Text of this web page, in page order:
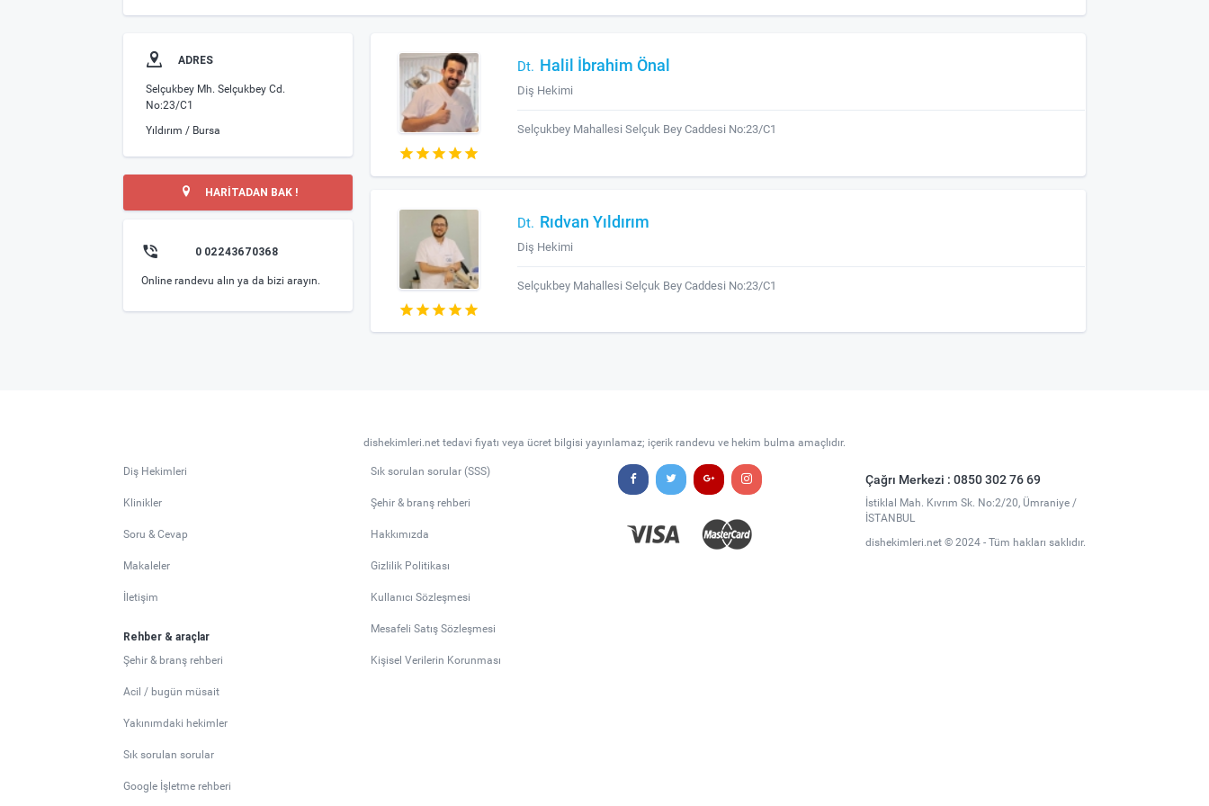
ADRES
Selçukbey Mh. Selçukbey Cd.
No:23/C1
Yıldırım / Bursa
HARİTADAN BAK !
0 02243670368
Online randevu alın ya da bizi arayın.
Dt. Halil İbrahim Önal
Diş Hekimi
Selçukbey Mahallesi Selçuk Bey Caddesi No:23/C1
Dt. Rıdvan Yıldırım
Diş Hekimi
Selçukbey Mahallesi Selçuk Bey Caddesi No:23/C1
dishekimleri.net tedavi fiyatı veya ücret bilgisi yayınlamaz; içerik randevu ve hekim bulma amaçlıdır.
Diş Hekimleri
Klinikler
Soru & Cevap
Makaleler
İletişim
Rehber & araçlar
Şehir & branş rehberi
Acil / bugün müsait
Yakınımdaki hekimler
Sık sorulan sorular
Google İşletme rehberi
Sık sorulan sorular (SSS)
Şehir & branş rehberi
Hakkımızda
Gizlilik Politikası
Kullanıcı Sözleşmesi
Mesafeli Satış Sözleşmesi
Kişisel Verilerin Korunması
Çağrı Merkezi : 0850 302 76 69
İstiklal Mah. Kıvrım Sk. No:2/20, Ümraniye /
İSTANBUL
dishekimleri.net © 2024 - Tüm hakları saklıdır.